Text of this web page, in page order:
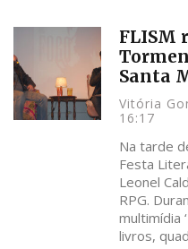
FLISM
Santa
Vitória
16:17
Na tarde
Festa
Leonel
RPG.
multimídia
livros,